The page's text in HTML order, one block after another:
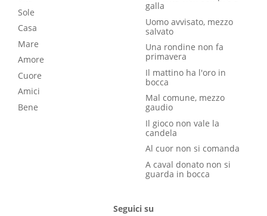
Sole
Casa
Mare
Amore
Cuore
Amici
Bene
galla
Uomo avvisato, mezzo
salvato
Una rondine non fa
primavera
Il mattino ha l'oro in
bocca
Mal comune, mezzo
gaudio
Il gioco non vale la
candela
Al cuor non si comanda
A caval donato non si
guarda in bocca
Seguici su